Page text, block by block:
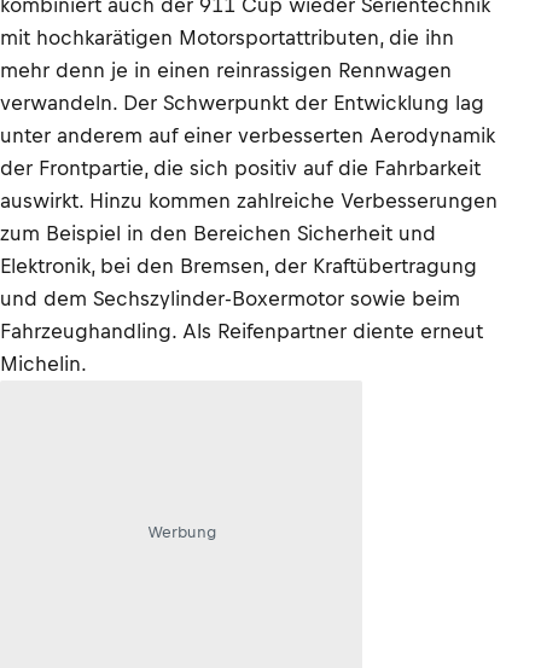
kombiniert auch der 911 Cup wieder Serientechnik
mit hochkarätigen Motorsportattributen, die ihn
mehr denn je in einen reinrassigen Rennwagen
verwandeln. Der Schwerpunkt der Entwicklung lag
unter anderem auf einer verbesserten Aerodynamik
der Frontpartie, die sich positiv auf die Fahrbarkeit
auswirkt. Hinzu kommen zahlreiche Verbesserungen
zum Beispiel in den Bereichen Sicherheit und
Elektronik, bei den Bremsen, der Kraftübertragung
und dem Sechszylinder-Boxermotor sowie beim
Fahrzeughandling. Als Reifenpartner diente erneut
Michelin.
Werbung